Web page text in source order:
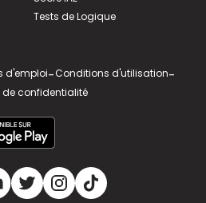
Tests de Logique
d'emploi-Conditions d'utilisation-
de confidentialité